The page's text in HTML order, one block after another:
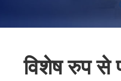
विशेष रुप से